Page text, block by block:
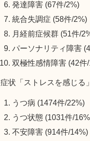
発達障害 (67件/2%)
統合失調症 (58件/2%)
月経前症候群 (51件/
パーソナリティ障害
双極性感情障害 (42件
症状「ストレスを感じる
うつ病 (1474件/22%)
うつ状態 (1031件/
不安障害 (914件/14%)